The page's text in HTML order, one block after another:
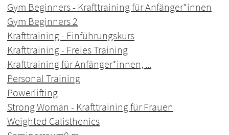
Gym Beginners - Krafttraining für Anfänger*innen
Gym Beginners 2
Krafttraining - Einführungskurs
Krafttraining - Freies Training
Krafttraining für Anfänger*innen, ...
Personal Training
Powerlifting
Strong Woman - Krafttraining für Frauen
Weighted Calisthenics